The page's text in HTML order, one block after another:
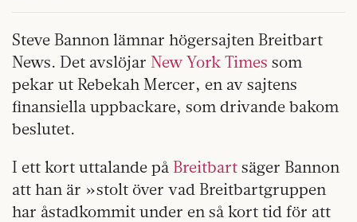
Steve Bannon lämnar högersajten Breitbart
News. Det avslöjar New York Times som
pekar ut Rebekah Mercer, en av sajtens
finansiella uppbackare, som drivande bakom
beslutet.
I ett kort uttalande på Breitbart säger Bannon
att han är »stolt över vad Breitbartgruppen
har åstadkommit under en så kort tid för att